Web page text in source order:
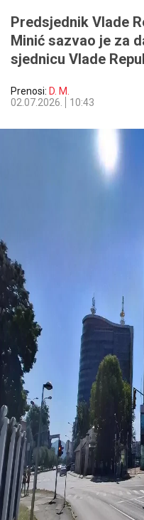
Predsjednik Vlade
Minić sazvao je za
sjednicu Vlade
Prenosi: D. M.
02.07.2026.
10:43